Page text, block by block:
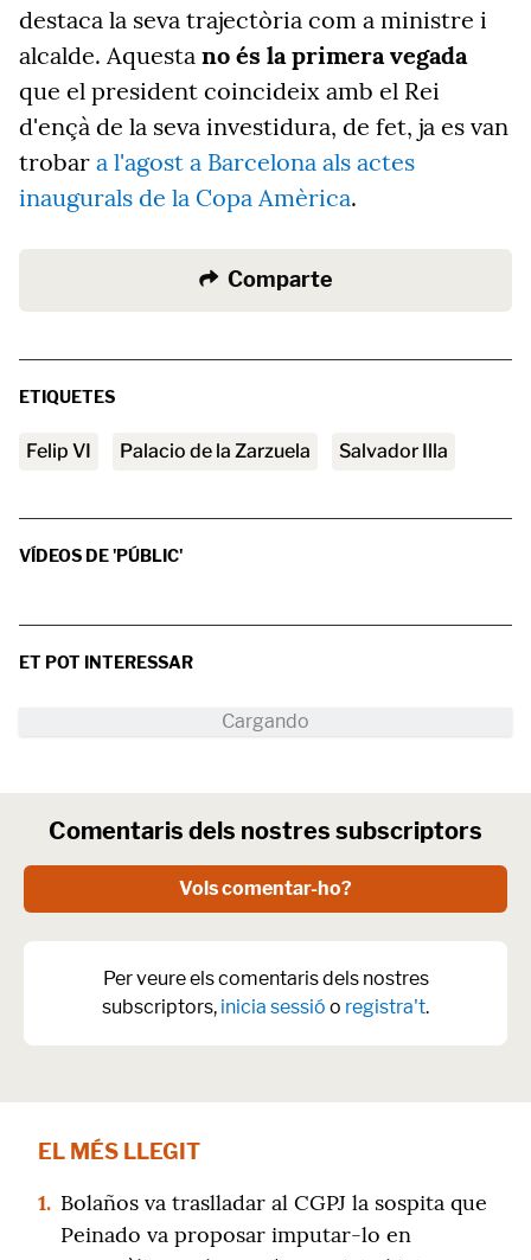
destaca la seva trajectòria com a ministre i
alcalde. Aquesta no és la primera vegada
que el president coincideix amb el Rei
d'ençà de la seva investidura, de fet, ja es van
trobar a l'agost a Barcelona als actes
inaugurals de la Copa Amèrica.
Comparte
ETIQUETES
Felip VI Palacio de la Zarzuela Salvador Illa
VÍDEOS DE 'PÚBLIC'
ET POT INTERESSAR
Comentaris dels nostres subscriptors
Vols comentar-ho?
Per veure els comentaris dels nostres
subscriptors, inicia sessió o registra't.
EL MÉS LLEGIT
1. Bolaños va traslladar al CGPJ la sospita que
Peinado va proposar imputar-lo en